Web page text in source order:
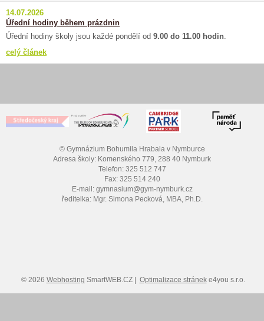
14.07.2026
Úřední hodiny během prázdnin
Úřední hodiny školy jsou každé pondělí od 9.00 do 11.00 hodin.
celý článek
© Gymnázium Bohumila Hrabala v Nymburce
Adresa školy: Komenského 779, 288 40 Nymburk
Telefon: 325 512 747
Fax: 325 514 240
E-mail: gymnasium@gym-nymburk.cz
ředitelka: Mgr. Simona Pecková, MBA, Ph.D.
© 2026 Webhosting SmartWEB.CZ | Optimalizace stráneke4you s.r.o.